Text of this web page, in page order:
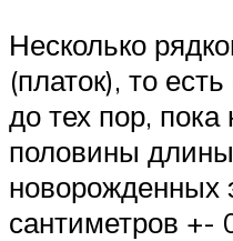
Несколько
(платок), то
до тех пор,
половины
новорожденных
сантиметров +-